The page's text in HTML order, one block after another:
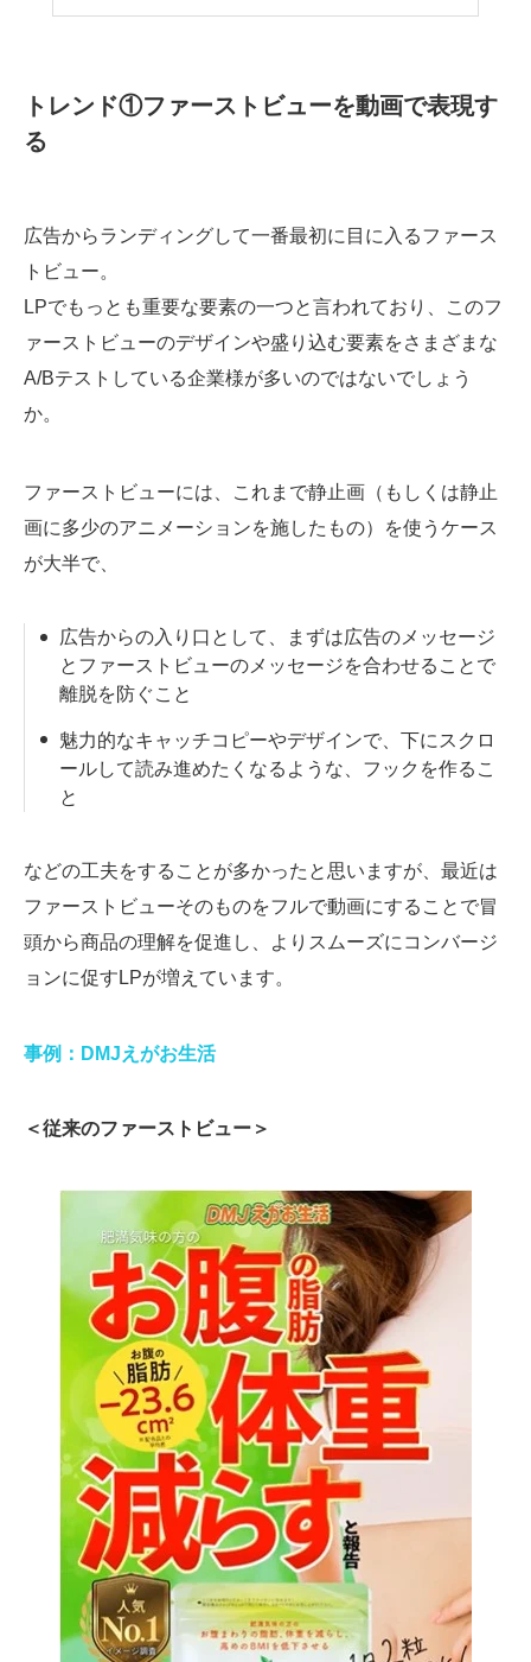
トレンド①ファーストビューを動画で表現す
る
広告からランディングして一番最初に目に入るファース
トビュー。
LPでもっとも重要な要素の一つと言われており、このフ
ァーストビューのデザインや盛り込む要素をさまざまな
A/Bテストしている企業様が多いのではないでしょう
か。
ファーストビューには、これまで静止画（もしくは静止
画に多少のアニメーションを施したもの）を使うケース
が大半で、
広告からの入り口として、まずは広告のメッセージ
とファーストビューのメッセージを合わせることで
離脱を防ぐこと
魅力的なキャッチコピーやデザインで、下にスクロ
ールして読み進めたくなるような、フックを作るこ
と
などの工夫をすることが多かったと思いますが、最近は
ファーストビューそのものをフルで動画にすることで冒
頭から商品の理解を促進し、よりスムーズにコンバージ
ョンに促すLPが増えています。
事例：DMJえがお生活
＜従来のファーストビュー＞